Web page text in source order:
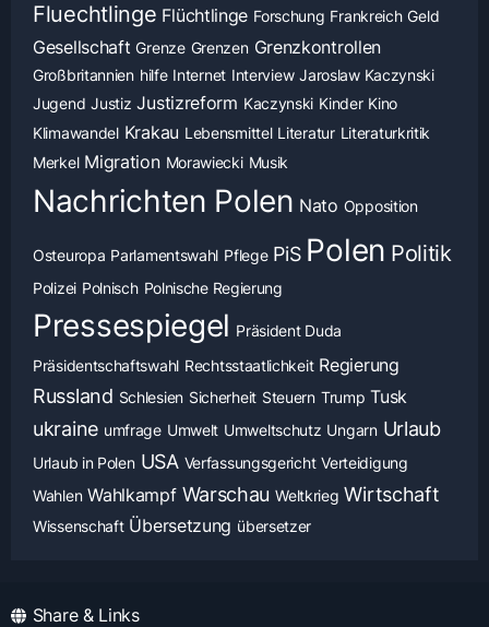
Fluechtlinge Flüchtlinge Forschung Frankreich Geld
Gesellschaft Grenze Grenzen Grenzkontrollen
Großbritannien hilfe Internet Interview Jaroslaw Kaczynski
Jugend Justiz Justizreform Kaczynski Kinder Kino
Klimawandel Krakau Lebensmittel Literatur Literaturkritik
Merkel Migration Morawiecki Musik
Nachrichten Polen Nato Opposition
Osteuropa Parlamentswahl Pflege PiS Polen Politik
Polizei Polnisch Polnische Regierung
Pressespiegel Präsident Duda
Präsidentschaftswahl Rechtsstaatlichkeit Regierung
Russland Schlesien Sicherheit Steuern Trump Tusk
ukraine umfrage Umwelt Umweltschutz Ungarn Urlaub
Urlaub in Polen USA Verfassungsgericht Verteidigung
Wahlen Wahlkampf Warschau Weltkrieg Wirtschaft
Wissenschaft Übersetzung übersetzer
Share & Links